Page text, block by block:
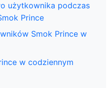
użytkownika podczas
Prince
Smok Prince w
w codziennym